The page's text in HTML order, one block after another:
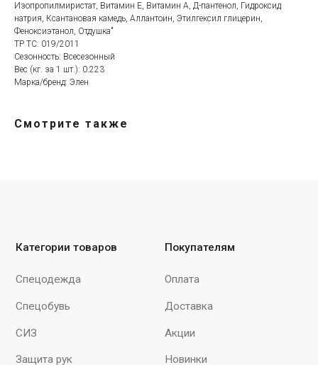
Изопропилмиристат, Витамин Е, Витамин А, Д-пантенол, Гидроксид
натрия, Ксантановая камедь, Аллантоин, Этилгексил глицерин,
Феноксиэтанол, Отдушка"
ТР ТС: 019/2011
Сезонность: Всесезонный
Вес (кг. за 1 шт.): 0.223
Марка/бренд: Элен
Смотрите также
Спецобувь
СИЗ
Защита рук
Текстиль
Аксессуары
Доставка
Написать нам
сотрудничества
+7 (930) 880-09-03
spektr620@yandex.ru
Мы принимаем к оплате